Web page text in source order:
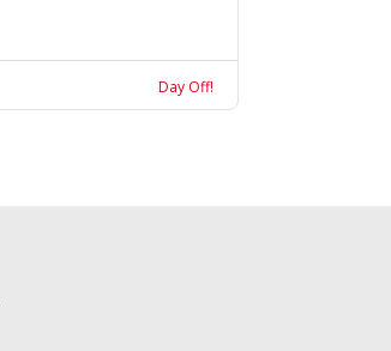
Day Off!